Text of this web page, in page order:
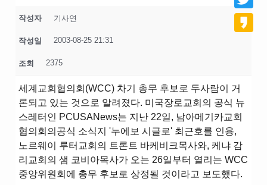
작성자 기사연
작성일 2003-08-25 21:31
조회 2375
세계교회협의회(WCC) 차기 총무 후보로 두사람이 거
론되고 있는 것으로 알려졌다. 미국장로교회의 공식 뉴
스레터인 PCUSANews는 지난 22일, 남아메기카교회
협의회의공식 소식지 '누에보 시글로' 최근호를 인용,
노르웨이 루터교회의 트론트 바케비크목사와, 케냐 감
리교회의 샘 코비아목사가 오는 26일부터 열리는 WCC
중앙위원회에 총무 후보로 상정될 것이라고 보도했다.
Twitter